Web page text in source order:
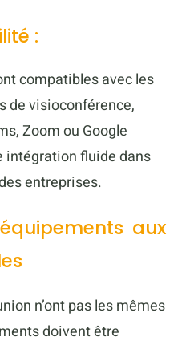
:
compatibles avec les
de visioconférence,
Zoom ou Google
intégration fluide dans
entreprises.
aux
n’ont pas les mêmes
doivent être